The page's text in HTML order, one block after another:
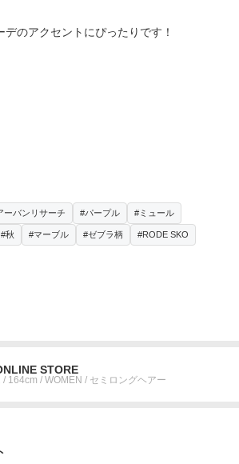
のアクセントにぴったりです！
ーバンリサーチ #パープル #ミュール
#秋 #マーブル #ゼブラ柄 #RODE SKO
STORE
164cm / WOMEN / セミロングヘアー